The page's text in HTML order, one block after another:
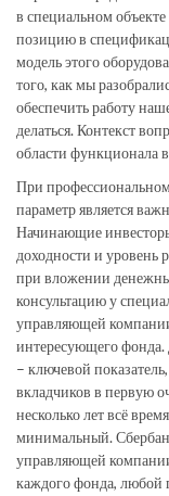
в специальном
позицию в
модель этого
того, как мы
обеспечить работу
делаться. Контекст
области функционала
При
параметр является
Начинающие инвесторы
доходности и уровень
при вложении
консультацию у
управляющей
интересующего фонда.
– ключевой
вкладчиков в первую
несколько лет всё
минимальный.
управляющей
каждого фонда, любой